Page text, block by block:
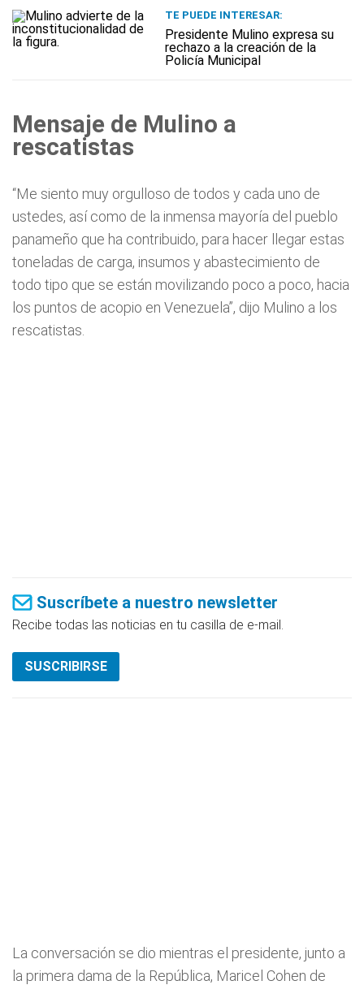
TE PUEDE INTERESAR:
Presidente Mulino expresa su
rechazo a la creación de la
Policía Municipal
Mensaje de Mulino a
rescatistas
“Me siento muy orgulloso de todos y cada uno de
ustedes, así como de la inmensa mayoría del pueblo
panameño que ha contribuido, para hacer llegar estas
toneladas de carga, insumos y abastecimiento de
todo tipo que se están movilizando poco a poco, hacia
los puntos de acopio en Venezuela”, dijo Mulino a los
rescatistas.
Suscríbete a nuestro newsletter
Recibe todas las noticias en tu casilla de e-mail.
SUSCRIBIRSE
La conversación se dio mientras el presidente, junto a
la primera dama de la República, Maricel Cohen de